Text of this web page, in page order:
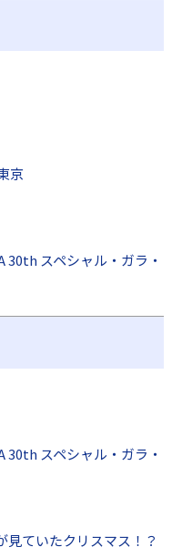
京
30th スペシャル・ガラ・
30th スペシャル・ガラ・
見ていたクリスマス！？